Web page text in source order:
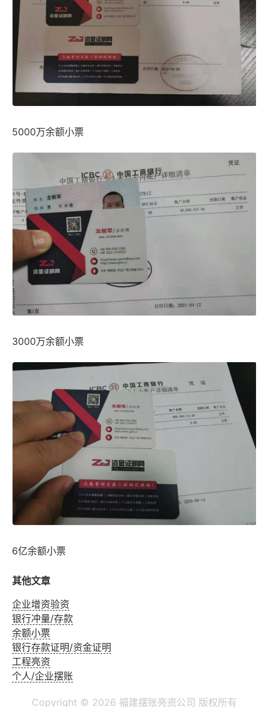
5000万余额小票
3000万余额小票
6亿余额小票
其他文章
企业增资验资
银行冲量/存款
余额小票
银行存款证明/资金证明
工程亮资
个人/企业摆账
Copyright © 2026 福建摆账亮资公司 版权所有